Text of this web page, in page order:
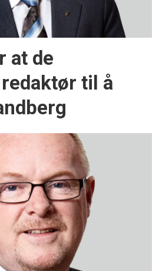
at de
til å